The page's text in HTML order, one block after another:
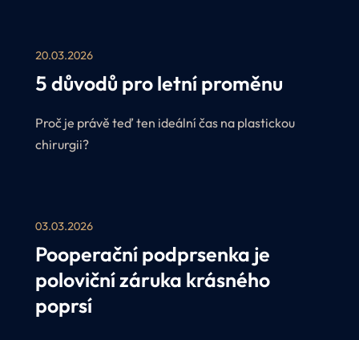
zvýhodněné ceny na vybrané zákroky.
20.03.2026
5 důvodů pro letní proměnu
Proč je právě teď ten ideální čas na plastickou
chirurgii?
03.03.2026
Pooperační podprsenka je
poloviční záruka krásného
poprsí